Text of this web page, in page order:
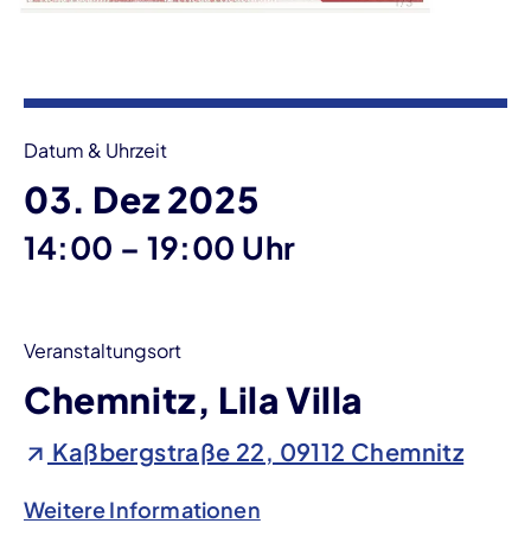
Datum & Uhrzeit
03. Dez 2025
14:00 – bis
19:00 Uhr
Veranstaltungsort
Chemnitz, Lila Villa
Kaßbergstraße 22, 09112 Chemnitz
Weitere Informationen